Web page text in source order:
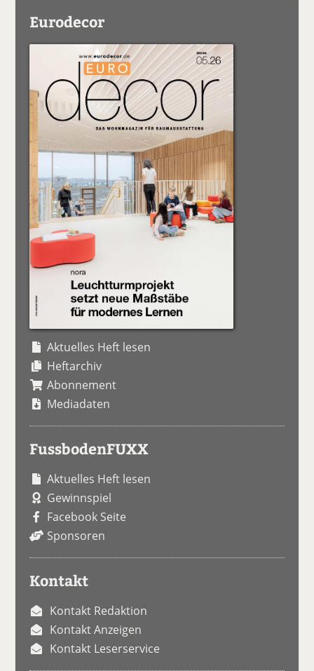
Eurodecor
Aktuelles Heft lesen
Heftarchiv
Abonnement
Mediadaten
FussbodenFUXX
Aktuelles Heft lesen
Gewinnspiel
Facebook Seite
Sponsoren
Kontakt
Kontakt Redaktion
Kontakt Anzeigen
Kontakt Leserservice